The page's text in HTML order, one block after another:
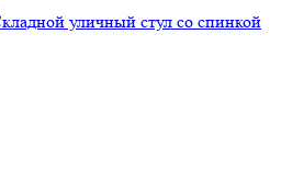
уличный стул со спинкой